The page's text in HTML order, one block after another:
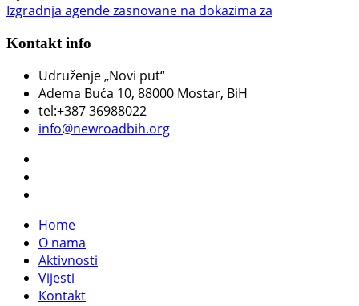
Izgradnja agende zasnovane na dokazima za
Kontakt info
Udruženje „Novi put“
Adema Buća 10, 88000 Mostar, BiH
tel:+387 36988022
info@newroadbih.org
Home
O nama
Aktivnosti
Vijesti
Kontakt